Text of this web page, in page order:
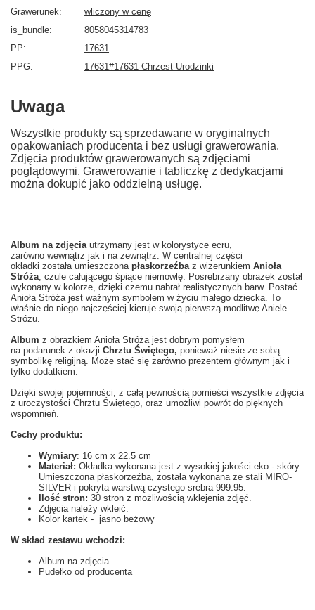
Grawerunek
wliczony w cenę
is_bundle
8058045314783
PP
17631
PPG
17631#17631-Chrzest-Urodzinki
Uwaga
Wszystkie produkty są sprzedawane w oryginalnych
opakowaniach producenta i bez usługi grawerowania.
Zdjęcia produktów grawerowanych są zdjęciami
poglądowymi. Grawerowanie i tabliczkę z dedykacjami
można dokupić jako oddzielną usługę.
Album na zdjęcia utrzymany jest w kolorystyce ecru,
zarówno wewnątrz jak i na zewnątrz. W centralnej części
okładki została umieszczona płaskorzeźba z wizerunkiem Anioła
Stróża, czule całującego śpiące niemowlę. Posrebrzany obrazek został
wykonany w kolorze, dzięki czemu nabrał realistycznych barw. Postać
Anioła Stróża jest ważnym symbolem w życiu małego dziecka. To
właśnie do niego najczęściej kieruje swoją pierwszą modlitwę Aniele
Stróżu.
Album z obrazkiem Anioła Stróża jest dobrym pomysłem
na podarunek z okazji Chrztu Świętego, ponieważ niesie ze sobą
symbolikę religijną. Może stać się zarówno prezentem głównym jak i
tylko dodatkiem.
Dzięki swojej pojemności, z całą pewnością pomieści wszystkie zdjęcia
z uroczystości Chrztu Świętego, oraz umożliwi powrót do pięknych
wspomnień.
Cechy produktu:
Wymiary: 16 cm x 22.5 cm
Materiał: Okładka wykonana jest z wysokiej jakości eko - skóry.
Umieszczona płaskorzeźba, została wykonana ze stali MIRO-
SILVER i pokryta warstwą czystego srebra 999.95.
Ilość stron: 30 stron z możliwością wklejenia zdjęć.
Zdjęcia należy wkleić.
Kolor kartek - jasno beżowy
W skład zestawu wchodzi:
Album na zdjęcia
Pudełko od producenta